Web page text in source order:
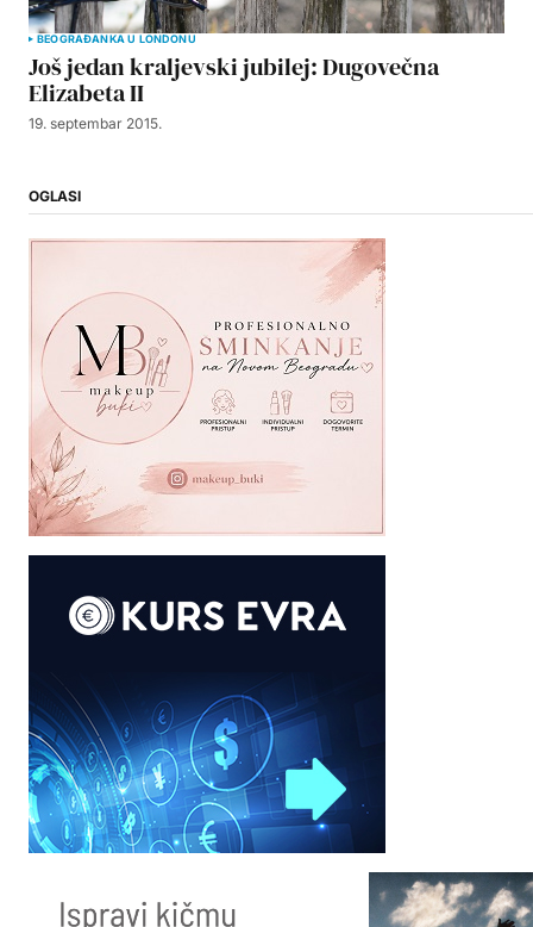
BEOGRAĐANKA U LONDONU
Još jedan kraljevski jubilej: Dugovečna
Elizabeta II
19. septembar 2015.
OGLASI